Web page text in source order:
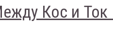
Кос и